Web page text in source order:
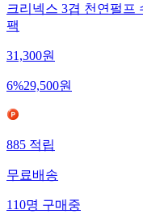
크리넥스 3겹 천연펄프
팩
31,300원
6%29,500원
885적립
무료배송
110명구매중